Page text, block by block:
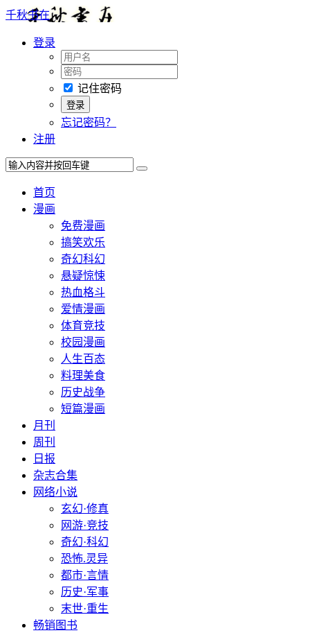
千秋书在
登录
记住密码
忘记密码？
注册
首页
漫画
免费漫画
搞笑欢乐
奇幻科幻
悬疑惊悚
热血格斗
爱情漫画
体育竞技
校园漫画
人生百态
料理美食
历史战争
短篇漫画
月刊
周刊
日报
杂志合集
网络小说
玄幻·修真
网游·竞技
奇幻·科幻
恐怖.灵异
都市·言情
历史·军事
末世·重生
畅销图书